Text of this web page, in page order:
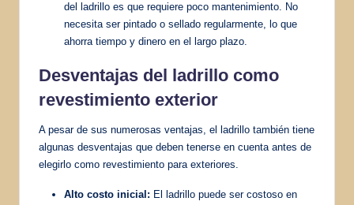
del ladrillo es que requiere poco mantenimiento. No
necesita ser pintado o sellado regularmente, lo que
ahorra tiempo y dinero en el largo plazo.
Desventajas del ladrillo como
revestimiento exterior
A pesar de sus numerosas ventajas, el ladrillo también tiene
algunas desventajas que deben tenerse en cuenta antes de
elegirlo como revestimiento para exteriores.
Alto costo inicial: El ladrillo puede ser costoso en